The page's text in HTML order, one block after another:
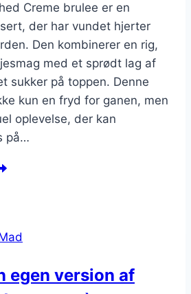
Creme brulee er en
der har vundet hjerter
Den kombinerer en rig,
med et sprødt lag af
sukker på toppen. Denne
kun en fryd for ganen, men
oplevelse, der kan
på…
egen version af